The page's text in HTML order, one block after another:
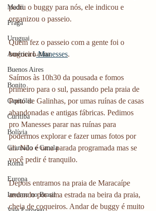
Madri
Praga
Uruguai
América Latina
Buenos Aires
Bonito
Capitólio
Curitiba
Bolívia
Gramado e Canela
Roma
Europa
Inverno no Brasil
pediu o buggy para nós, ele indicou e
organizou o passeio.
Quem fez o passeio com a gente foi o
bugueiro Manesses.
Saímos às 10h30 da pousada e fomos
primeiro para o sul, passando pela praia de
Porto de Galinhas, por umas ruínas de casas
abandonadas e antigas fábricas. Pedimos
pro Manesses parar nas ruínas para
podermos explorar e fazer umas fotos por
ali. Não é uma parada programada mas se
você pedir é tranquilo.
Depois entramos na praia de Maracaípe
andando por uma estrada na beira da praia,
cheia de coqueiros. Andar de buggy é muito